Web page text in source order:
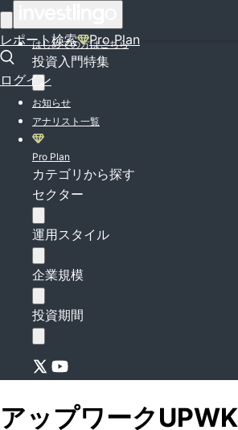
レポート検索 Pro Plan
ログイン
はじめての方はこちら
投資入門特集
お知らせ
アナリスト一覧
Pro Plan
カテゴリから探す
セクター
運用スタイル
企業規模
投資期間
アップワークUPWK